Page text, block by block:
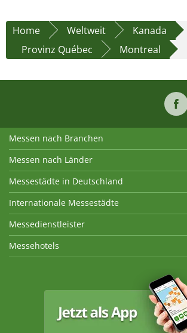
Home Weltweit
Kanada
Provinz Québec
Montreal
Messen nach Branchen
Messen nach Länder
Messestädte in Deutschland
Internationale Messestädte
Messedienstleister
Messehotels